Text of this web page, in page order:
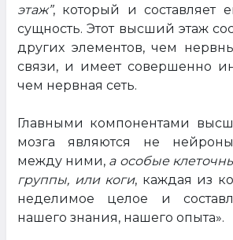
этаж”, который и составляет
сущность. Этот высший этаж
других элементов, чем
связи, и имеет совершенно
чем нервная сеть.
Главными компонентами
мозга являются не
между ними, а особые
группы, или коги, каждая из
неделимое целое и
нашего знания, нашего опыта».